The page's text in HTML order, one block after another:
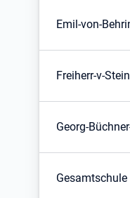
Emil-von-
Freiherr-v-
Georg-